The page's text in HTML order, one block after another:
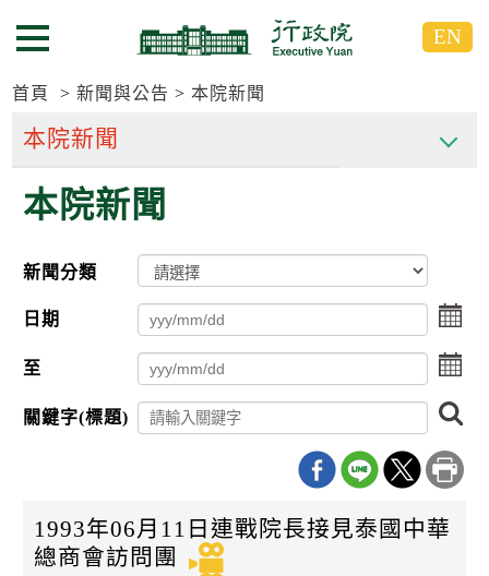
到
要
區
到
要
區
選單按鈕 EN
首頁 新聞與公告 本院新聞
本院新聞
新聞分類
日期
點
擊
選
擇
期
日
至
點
擊
擇
期
迄
關鍵字(標題)
尋
1993年06月11日連戰院長接見泰國中華
總商會訪問團